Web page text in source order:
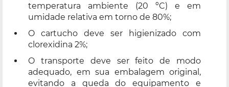
temperatura ambiente (20 ºC) e em
umidade relativa em torno de 80%;
O cartucho deve ser higienizado com
clorexidina 2%;
O transporte deve ser feito de modo
adequado, em sua embalagem original,
evitando a queda do equipamento e